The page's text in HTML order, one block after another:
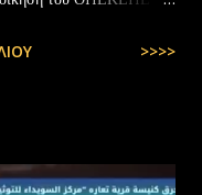
στην Θεσσαλονίκη,
Υλικών της ΠΔ
>>>>